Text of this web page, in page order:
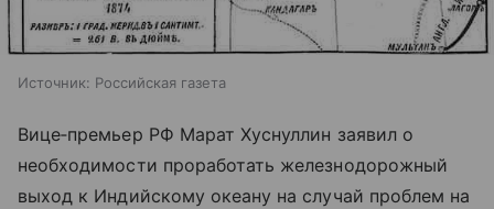
Источник: Российская газета
Вице‑премьер РФ Марат Хуснуллин заявил о
необходимости проработать железнодорожный
выход к Индийскому океану на случай проблем на